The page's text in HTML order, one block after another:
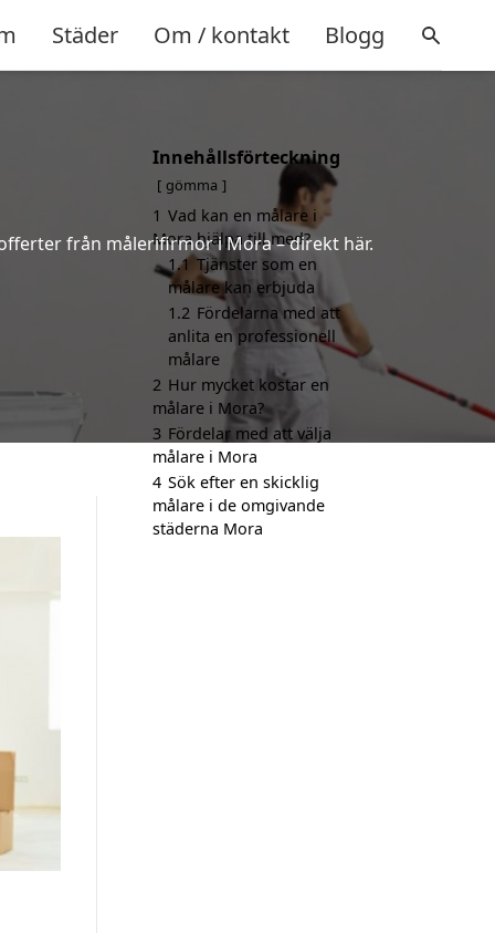
Städer Om / kontakt Blogg
från målerifirmor i Mora – direkt här.
Innehållsförteckning
gömma
1 Vad kan en målare i
Mora hjälpa till med?
1.1 Tjänster som en
målare kan erbjuda
1.2 Fördelarna med att
anlita en professionell
målare
2 Hur mycket kostar en
målare i Mora?
3 Fördelar med att välja
målare i Mora
4 Sök efter en skicklig
målare i de omgivande
städerna Mora